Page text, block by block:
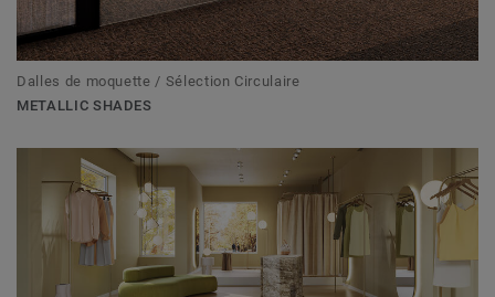
Dalles de moquette / Sélection Circulaire
METALLIC SHADES